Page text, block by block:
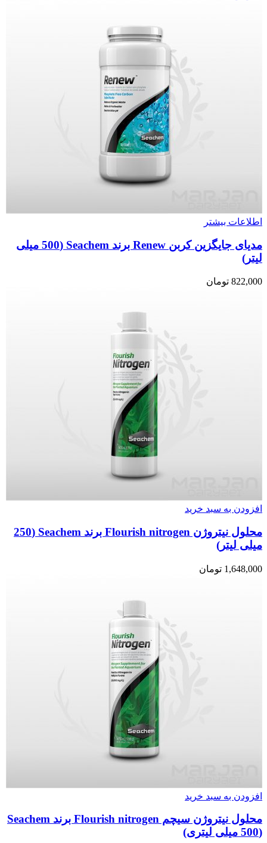
اطلاعات بیشتر
مدیای جایگزین کربن Renew برند Seachem (500 میلی
لیتر)
822,000 تومان
افزودن به سبد خرید
محلول نیتروژن Flourish nitrogen برند Seachem (250
میلی لیتر)
1,648,000 تومان
افزودن به سبد خرید
محلول نیتروژن سیچم Flourish nitrogen برند Seachem
(500 میلی لیتری)